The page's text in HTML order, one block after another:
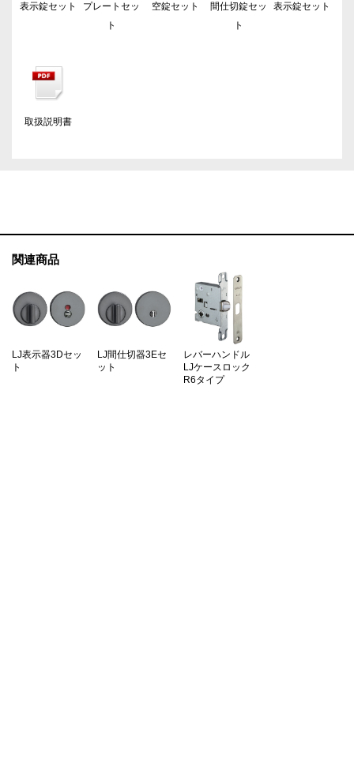
表示錠セット
プレートセッ
ト
空錠セット
間仕切錠セッ
ト
表示錠セット
取扱説明書
関連商品
LJ表示器3Dセッ
ト
LJ間仕切器3Eセ
ット
レバーハンドル
LJケースロック
R6タイプ